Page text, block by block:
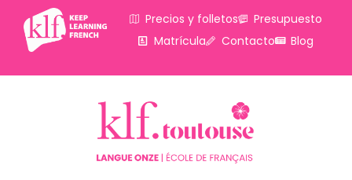
Precios y folletos
Presupuesto
Matrícula
Contacto Blog